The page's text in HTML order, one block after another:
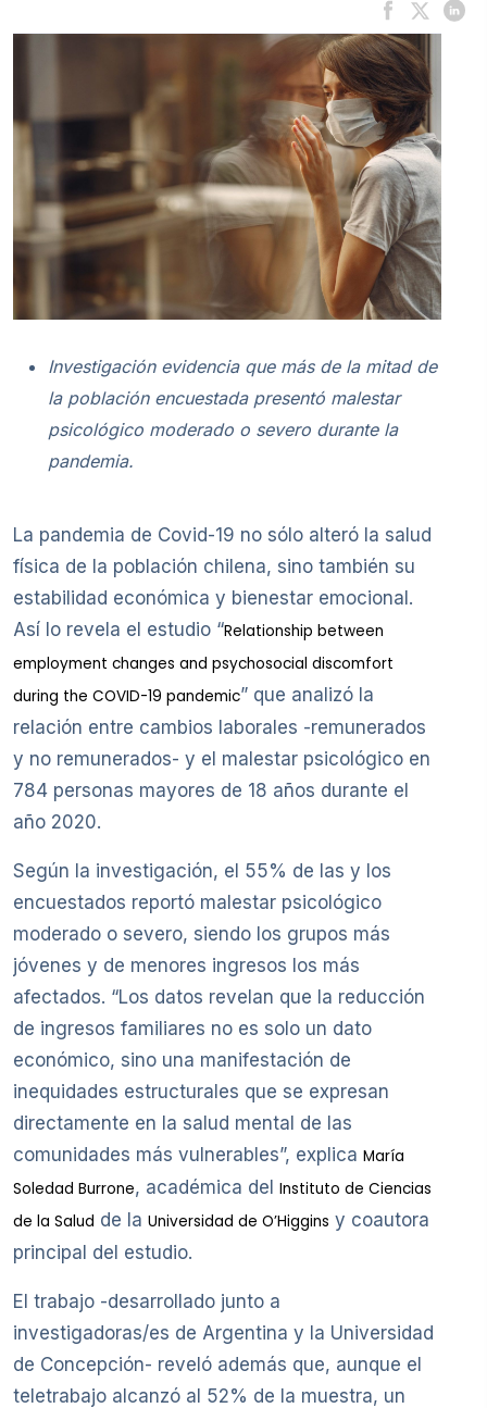
Investigación evidencia que más de la mitad de
la población encuestada presentó malestar
psicológico moderado o severo durante la
pandemia.
La pandemia de Covid-19 no sólo alteró la salud
física de la población chilena, sino también su
estabilidad económica y bienestar emocional.
Así lo revela el estudio “Relationship between
employment changes and psychosocial discomfort
during the COVID-19 pandemic” que analizó la
relación entre cambios laborales -remunerados
y no remunerados- y el malestar psicológico en
784 personas mayores de 18 años durante el
año 2020.
Según la investigación, el 55% de las y los
encuestados reportó malestar psicológico
moderado o severo, siendo los grupos más
jóvenes y de menores ingresos los más
afectados. “Los datos revelan que la reducción
de ingresos familiares no es solo un dato
económico, sino una manifestación de
inequidades estructurales que se expresan
directamente en la salud mental de las
comunidades más vulnerables”, explica María
Soledad Burrone, académica del Instituto de Ciencias
de la Salud de la Universidad de O’Higgins y coautora
principal del estudio.
El trabajo -desarrollado junto a
investigadoras/es de Argentina y la Universidad
de Concepción- reveló además que, aunque el
teletrabajo alcanzó al 52% de la muestra, un